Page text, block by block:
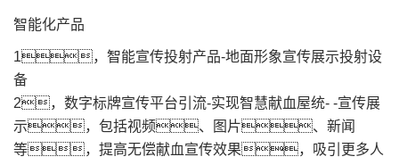
的问题。
智能化产品
1，智能宣传投射产品-地面形象宣传展示投射设
备
2，数字标牌宣传平台引流-实现智慧献血屋统- -宣传展